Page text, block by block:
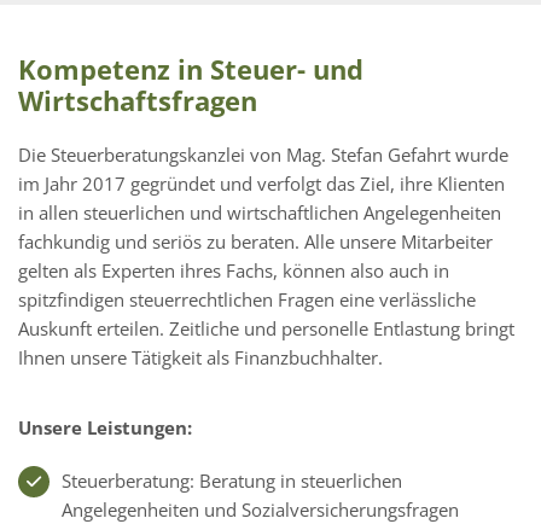
Kompetenz in Steuer- und
Wirtschaftsfragen
Die Steuerberatungskanzlei von Mag. Stefan Gefahrt wurde
im Jahr 2017 gegründet und verfolgt das Ziel, ihre Klienten
in allen steuerlichen und wirtschaftlichen Angelegenheiten
fachkundig und seriös zu beraten. Alle unsere Mitarbeiter
gelten als Experten ihres Fachs, können also auch in
spitzfindigen steuerrechtlichen Fragen eine verlässliche
Auskunft erteilen. Zeitliche und personelle Entlastung bringt
Ihnen unsere Tätigkeit als Finanzbuchhalter.
Unsere Leistungen:
Steuerberatung: Beratung in steuerlichen
Angelegenheiten und Sozialversicherungsfragen